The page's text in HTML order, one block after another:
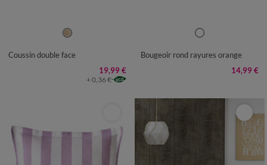
Coussin double face
19,99 €
+ 0,36 €
UNITÉ
Bougeoir rond rayures orange
14,99 €